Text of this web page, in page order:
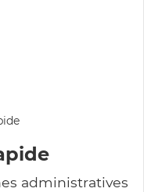
administratives